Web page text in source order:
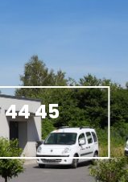
44 45